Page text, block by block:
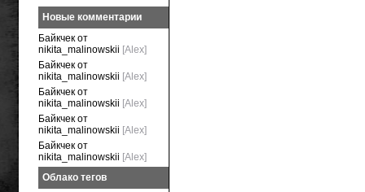
Новые комментарии
Байкчек от
nikita_malinowskii [Alex]
Байкчек от
nikita_malinowskii [Alex]
Байкчек от
nikita_malinowskii [Alex]
Байкчек от
nikita_malinowskii [Alex]
Байкчек от
nikita_malinowskii [Alex]
Облако тегов